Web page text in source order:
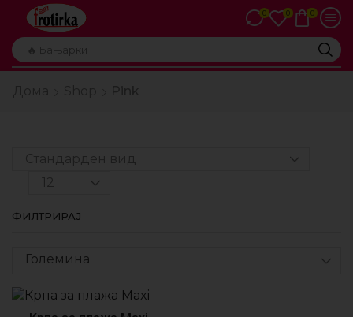
🔥 Бањарки
0 0 0
ФИЛТРИРАЈ
Големина